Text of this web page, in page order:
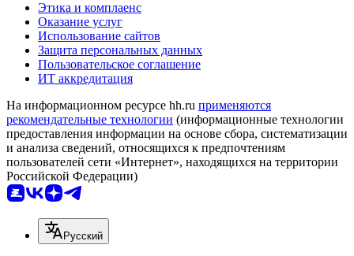
Этика и комплаенс
Оказание услуг
Использование сайтов
Защита персональных данных
Пользовательское соглашение
ИТ аккредитация
На информационном ресурсе hh.ru применяются
рекомендательные технологии (информационные технологии
предоставления информации на основе сбора, систематизации
и анализа сведений, относящихся к предпочтениям
пользователей сети «Интернет», находящихся на территории
Российской Федерации)
Русский